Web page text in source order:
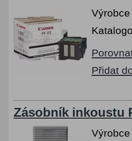
Přidat
Zásobník inkoustu